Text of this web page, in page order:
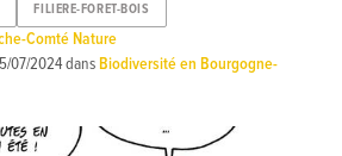
FILIERE-FORET-BOIS
Comté Nature
07/2024dansBiodiversité en Bourgogne-